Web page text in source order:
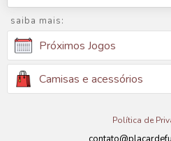
saiba mais:
Próximos Jogos
Camisas e acessórios
Política de